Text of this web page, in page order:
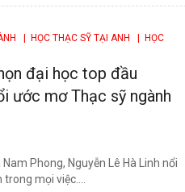
| HỌC THẠC SỸ TẠI ANH
| HỌC
đại học top đầu
ước mơ Thạc sỹ ngành
Phong, Nguyễn Lê Hà Linh nổi
mọi việc....